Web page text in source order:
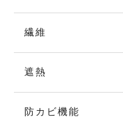
繊維
遮熱
防カビ機能